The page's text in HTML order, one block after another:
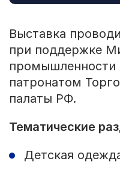
Выставка
при поддержке
промышленности
патронатом
палаты РФ.
Тематические
Детская